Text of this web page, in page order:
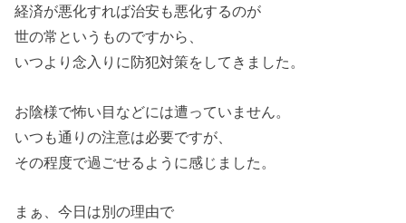
経済が悪化すれば治安も悪化するのが
世の常というものですから、
いつより念入りに防犯対策をしてきました。
お陰様で怖い目などには遭っていません。
いつも通りの注意は必要ですが、
その程度で過ごせるように感じました。
まぁ、今日は別の理由で